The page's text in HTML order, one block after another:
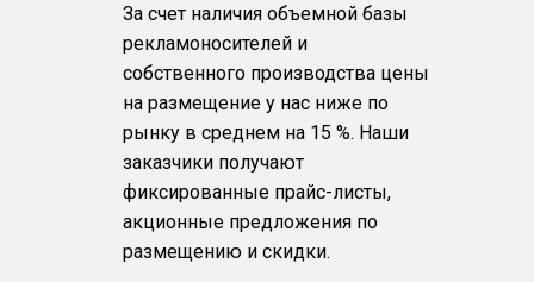
За счет наличия объемной базы
рекламоносителей и
собственного производства цены
на размещение у нас ниже по
рынку в среднем на 15 %. Наши
заказчики получают
фиксированные прайс-листы,
акционные предложения по
размещению и скидки.